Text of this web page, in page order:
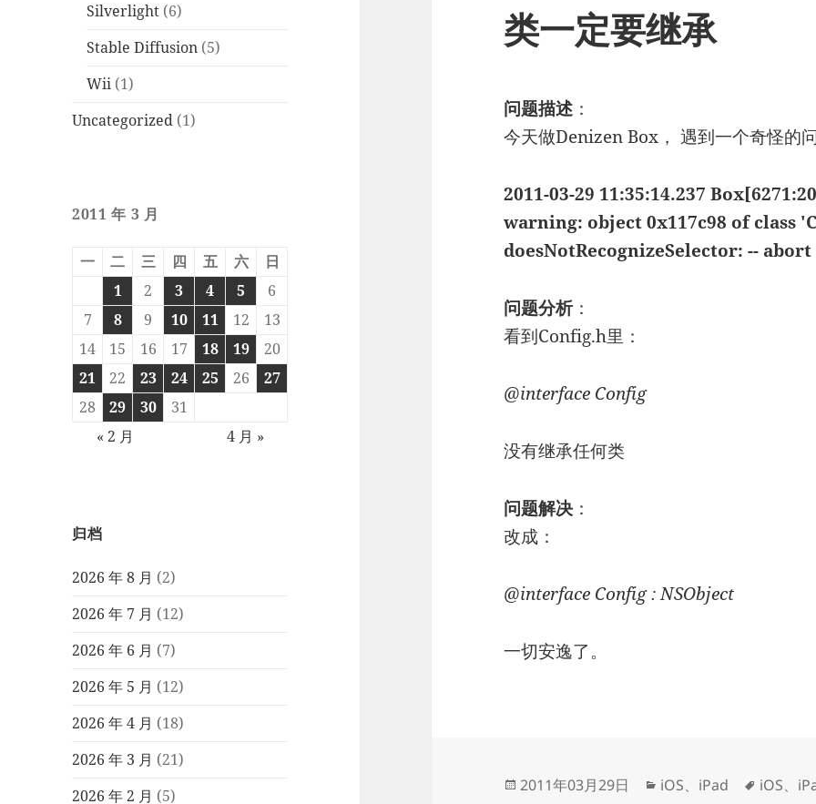
Silverlight (6)
Stable Diffusion (5)
Wii (1)
Uncategorized (1)
2011 年 3 月
一 二 三 四 五 六
日
1
2 3 4 5
6
7
8 9 10 11 12
13
14
15 16 17 18 19
20
21
22 23 24 25 26
27
28
29 30
31
« 2 月
4 月 »
归档
2026 年 8 月 (2)
2026 年 7 月 (12)
2026 年 6 月 (7)
2026 年 5 月 (12)
2026 年 4 月 (18)
2026 年 3 月 (21)
2026 年 2 月 (5)
类一定要继承
问题描述 ：
今天做Denizen Box， 遇到一个奇怪的
2011-03-29 11:35:14.237
warning: object 0x117c98 of class
doesNotRecognizeSelector: -- abort
问题分析：
看到Config.h里：
@interface Config
没有继承任何类
问题解决：
改成：
@interface Config : NSObject
一切安逸了。
发
2011年03月29日
分
iOS、 iPad
标
iOS、